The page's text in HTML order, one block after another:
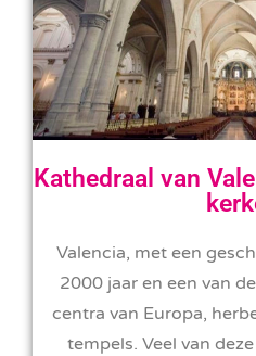
Kathedraal van
Valencia, met een
2000 jaar en een van
centra van Europa,
tempels. Veel van